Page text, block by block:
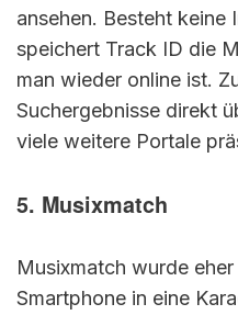
ansehen. Besteht keine
speichert Track ID die
man wieder online ist.
Suchergebnisse direkt
viele weitere Portale
5. Musixmatch
Musixmatch wurde
Smartphone in eine